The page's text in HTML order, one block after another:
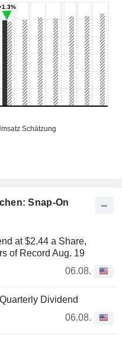
Snap-On
at $2.44 a Share,
of Record Aug. 19
06.08.
Dividend
06.08.